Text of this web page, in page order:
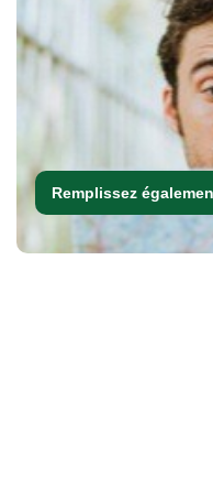
Remplissez